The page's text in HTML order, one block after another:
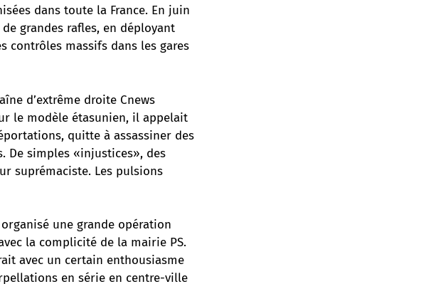
dans toute la France. En juin
grandes rafles, en déployant
contrôles massifs dans les gares
d’extrême droite Cnews
le modèle étasunien, il appelait
quitte à assassiner des
De simples «injustices», des
suprémaciste. Les pulsions
une grande opération
la complicité de la mairie PS.
avec un certain enthousiasme
en série en centre-ville